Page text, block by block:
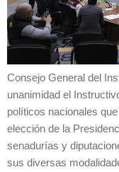
Consejo General del
unanimidad el
políticos nacionales
elección de la
senadurías y
sus diversas